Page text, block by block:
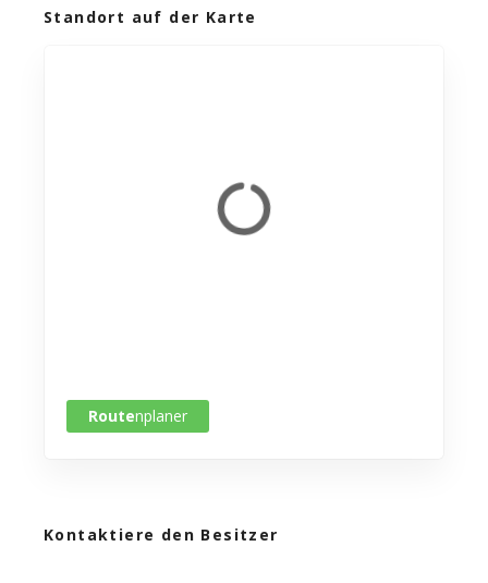
Standort auf der Karte
Routenplaner
Kontaktiere den Besitzer